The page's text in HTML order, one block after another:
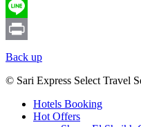
Skype
Line
Print
Back up
© Sari Express Select Travel
Hotels Booking
Hot Offers